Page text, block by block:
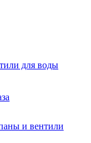
для воды
и вентили